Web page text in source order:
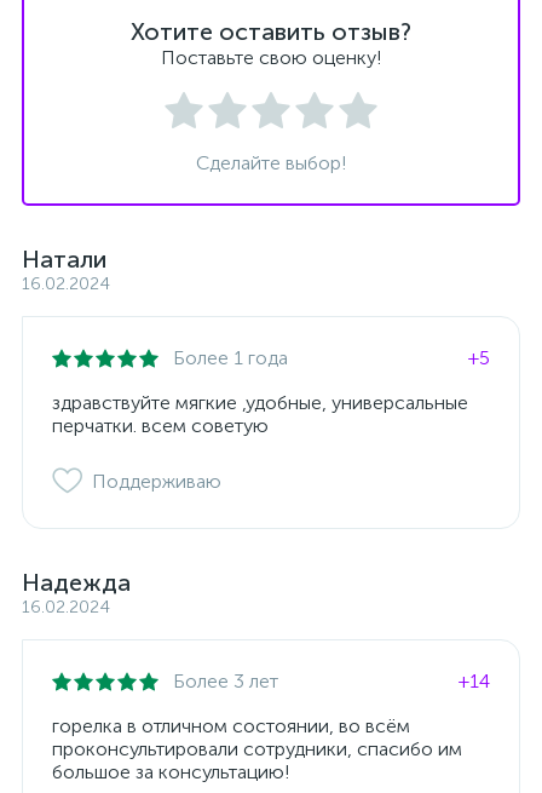
Хотите оставить отзыв?
Поставьте свою оценку!
Сделайте выбор!
Натали
16.02.2024
Более 1 года
+5
здравствуйте мягкие ,удобные, универсальные
перчатки. всем советую
Поддерживаю
Надежда
16.02.2024
Более 3 лет
+14
горелка в отличном состоянии, во всём
проконсультировали сотрудники, спасибо им
большое за консультацию!